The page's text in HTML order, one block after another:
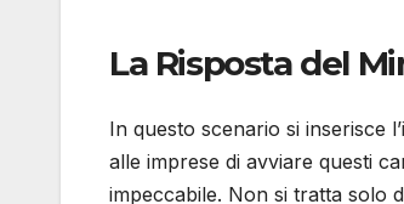
La Risposta del
In questo scenario si inserisce
alle imprese di avviare questi
impeccabile. Non si tratta solo